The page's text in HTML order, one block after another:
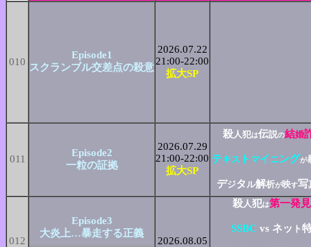
010
Episode1
スクランブル交差点の殺意
2026.07.22
21:00-22:00
拡大SP
011
Episode2
一粒の証拠
2026.07.29
21:00-22:00
拡大SP
殺人犯は伝説の結婚
テキス ト マイ ニ ングが
デジタル解析が映す写
012
Episode3
大炎上…暴走する正義
2026.08.05
殺人犯は第一発
SSBC vs ネッ ト